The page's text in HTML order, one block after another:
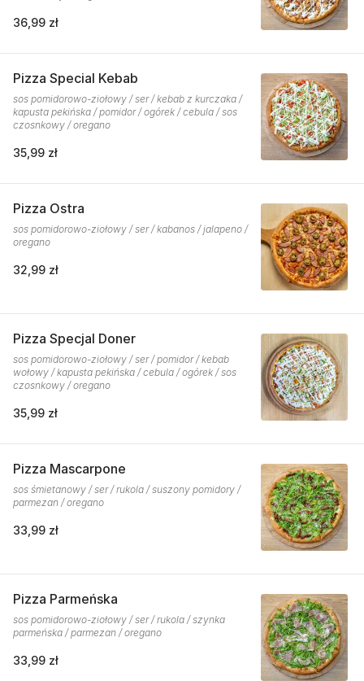
36,99 zł
Pizza Special Kebab
sos pomidorowo-ziołowy / ser / kebab z kurczaka /
kapusta pekińska / pomidor / ogórek / cebula / sos
czosnkowy / oregano
35,99 zł
Pizza Ostra
sos pomidorowo-ziołowy / ser / kabanos / jalapeno /
oregano
32,99 zł
Pizza Specjal Doner
sos pomidorowo-ziołowy / ser / pomidor / kebab
wołowy / kapusta pekińska / cebula / ogórek / sos
czosnkowy / oregano
35,99 zł
Pizza Mascarpone
sos śmietanowy / ser / rukola / suszony pomidory /
parmezan / oregano
33,99 zł
Pizza Parmeńska
sos pomidorowo-ziołowy / ser / rukola / szynka
parmeńska / parmezan / oregano
33,99 zł